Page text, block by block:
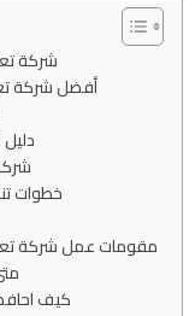
شركة
أفضل شركة
خطوات
مقومات عمل شركة
كيف